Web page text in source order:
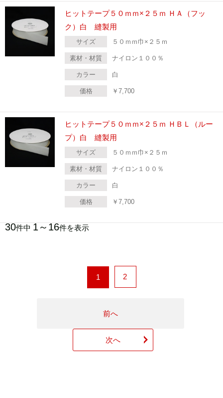
ヒットテープ５０ｍｍ×２５ｍ ＨＡ（フッ
ク）白 縫製用
サイズ ５０ｍｍ巾×２５ｍ
素材・材質 ナイロン１００％
カラー 白
価格 ￥ 7,700
ヒットテープ５０ｍｍ×２５ｍ ＨＢＬ（ルー
プ）白 縫製用
サイズ ５０ｍｍ巾×２５ｍ
素材・材質 ナイロン１００％
カラー 白
価格 ￥ 7,700
30件中 1～16件を表示
前へ
1 2
次へ